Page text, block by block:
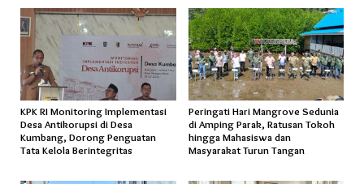
KPK RI Monitoring Implementasi
Desa Antikorupsi di Desa
Kumbang, Dorong Penguatan
Tata Kelola Berintegritas
Peringati Hari Mangrove Sedunia
di Amping Parak, Ratusan Tokoh
hingga Mahasiswa dan
Masyarakat Turun Tangan